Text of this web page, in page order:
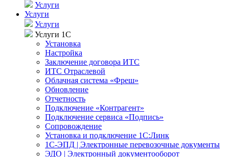
Услуги
Услуги
Услуги
Услуги 1С
Установка
Настройка
Заключение договора ИТС
ИТС Отраслевой
Облачная система «Фреш»
Обновление
Отчетность
Подключение «Контрагент»
Подключение сервиса «Подпись»
Сопровождение
Установка и подключение 1С:Линк
1С-ЭПД | Электронные перевозочные документы
ЭДО | Электронный документооборот